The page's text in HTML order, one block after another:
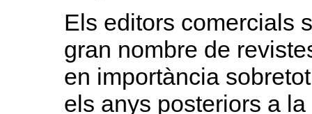
Els editors comercials
gran nombre de
en importància
els anys posteriors a